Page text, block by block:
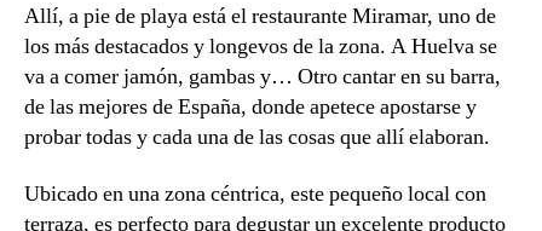
Allí, a pie de playa está el restaurante Miramar, uno de
los más destacados y longevos de la zona. A Huelva se
va a comer jamón, gambas y… Otro cantar en su barra,
de las mejores de España, donde apetece apostarse y
probar todas y cada una de las cosas que allí elaboran.
Ubicado en una zona céntrica, este pequeño local con
terraza, es perfecto para degustar un excelente producto